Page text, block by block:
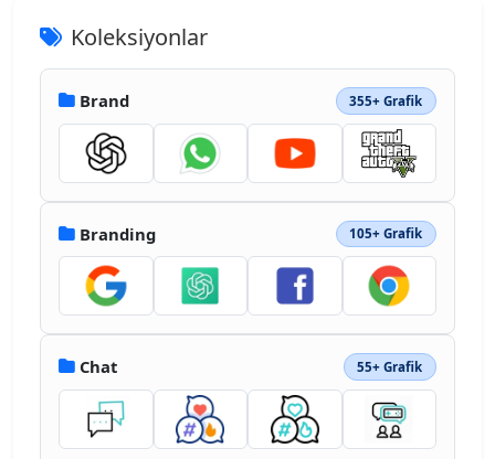
Koleksiyonlar
Brand 355+ Grafik
Branding 105+ Grafik
Chat 55+ Grafik